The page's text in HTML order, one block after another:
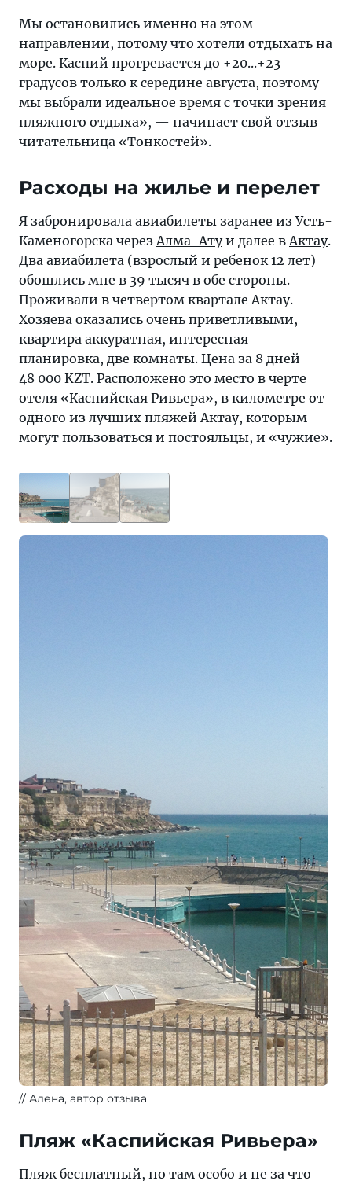
Мы остановились именно на этом
направлении, потому что хотели отдыхать на
море. Каспий прогревается до +20...+23
градусов только к середине августа, поэтому
мы выбрали идеальное время с точки зрения
пляжного отдыха», — начинает свой отзыв
читательница «Тонкостей».
Расходы на жилье и перелет
Я забронировала авиабилеты заранее из Усть-
Каменогорска черезАлма-Атуи далее вАктау.
Два авиабилета (взрослый и ребенок 12 лет)
обошлись мне в 39 тысяч в обе стороны.
Проживали в четвертом квартале Актау.
Хозяева оказались очень приветливыми,
квартира аккуратная, интересная
планировка, две комнаты. Цена за 8 дней —
48 000 KZT. Расположено это место в черте
отеля «Каспийская Ривьера», в километре от
одного из лучших пляжей Актау, которым
могут пользоваться и постояльцы, и «чужие».
Алена, автор отзыва
Пляж «Каспийская Ривьера»
Пляж бесплатный, но там особо и не за что